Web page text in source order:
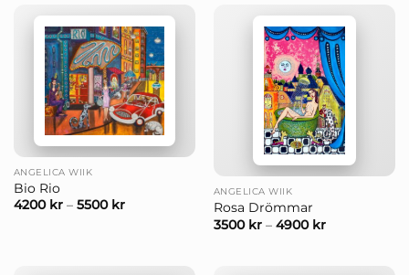
ANGELICA WIIK
Bio Rio
4200 kr– 5500 kr
ANGELICA WIIK
Rosa Drömmar
3500 kr– 4900 kr